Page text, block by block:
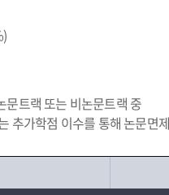
문트랙 또는 비논문트랙 중
추가학점 이수를 통해 논문면